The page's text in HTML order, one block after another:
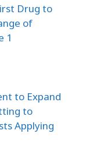
Drug to
of
1
to Expand
to
Applying